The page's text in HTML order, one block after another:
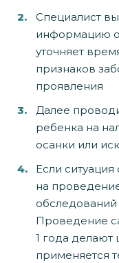
Специалист
информацию о
уточняет
признаков
проявления
Далее
ребенка на
осанки или
Если
на
обследований
Проведение
1 года
применяется